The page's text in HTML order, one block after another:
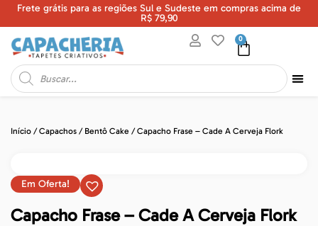
Frete grátis para as regiões Sul e Sudeste em compras acima de
R$ 79,90
0
Início /Capachos / Bentô Cake / Capacho Frase – Cade A Cerveja Flork
Em Oferta!
Capacho Frase – Cade A Cerveja Flork